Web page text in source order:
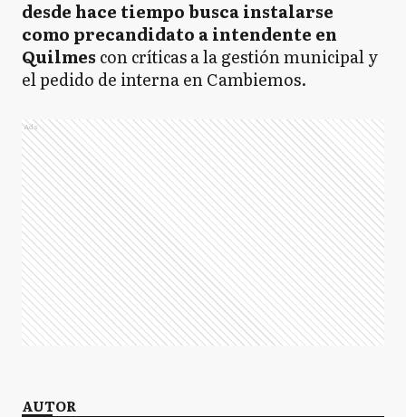
desde hace tiempo busca instalarse
como precandidato a intendente en
Quilmes con críticas a la gestión municipal y
el pedido de interna en Cambiemos.
Ads
AUTOR